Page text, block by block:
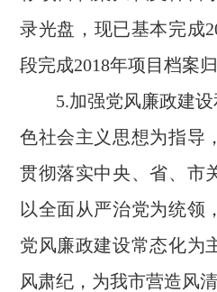
录光盘，现已基本完成
段完成2018年项目档案归
5.加强党风廉政建设
色社会主义思想为指导
贯彻落实中央、省、市
以全面从严治党为统领
党风廉政建设常态化为
风肃纪，为我市营造风